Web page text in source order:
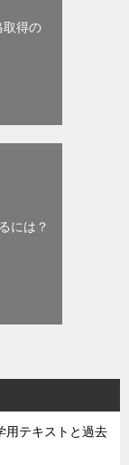
取得の
には？
用テキストと過去